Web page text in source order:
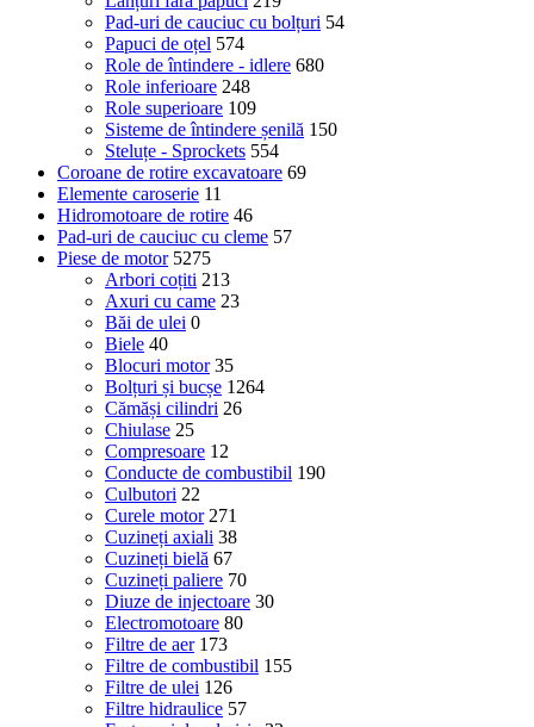
Pad-uri de cauciuc cu bolțuri 54
Papuci de oțel 574
Role de întindere - idlere 680
Role inferioare 248
Role superioare 109
Sisteme de întindere șenilă 150
Steluțe - Sprockets 554
Coroane de rotire excavatoare 69
Elemente caroserie 11
Hidromotoare de rotire 46
Pad-uri de cauciuc cu cleme 57
Piese de motor 5275
Arbori coțiti 213
Axuri cu came 23
Băi de ulei 0
Biele 40
Blocuri motor 35
Bolțuri și bucșe 1264
Cămăși cilindri 26
Chiulase 25
Compresoare 12
Conducte de combustibil 190
Culbutori 22
Curele motor 271
Cuzineți axiali 38
Cuzineți bielă 67
Cuzineți paliere 70
Diuze de injectoare 30
Electromotoare 80
Filtre de aer 173
Filtre de combustibil 155
Filtre de ulei 126
Filtre hidraulice 57